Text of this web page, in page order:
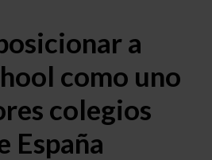
a
como uno
colegios
España